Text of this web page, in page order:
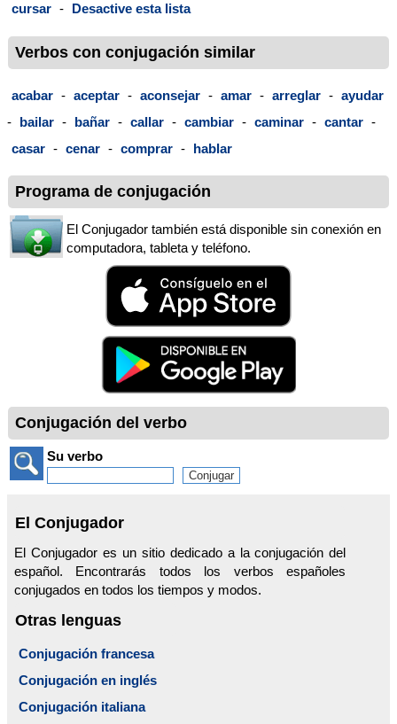
cursar - Desactive esta lista
Verbos con conjugación similar
acabar - aceptar - aconsejar - amar - arreglar - ayudar
- bailar - bañar - callar - cambiar - caminar - cantar -
casar - cenar - comprar - hablar
Programa de conjugación
El Conjugador también está disponible sin conexión en
computadora, tableta y teléfono.
Conjugación del verbo
Su verbo
El Conjugador
El Conjugador es un sitio dedicado a la conjugación del
español. Encontrarás todos los verbos españoles
conjugados en todos los tiempos y modos.
Otras lenguas
Conjugación francesa
Conjugación en inglés
Conjugación italiana